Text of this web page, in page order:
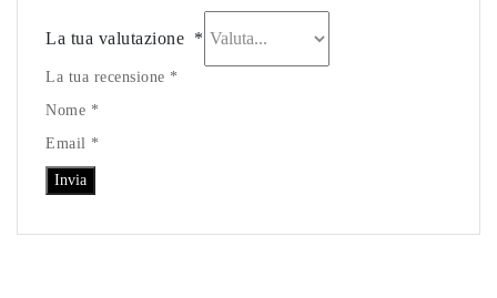
La tua valutazione *
La tua recensione *
Nome *
Email *